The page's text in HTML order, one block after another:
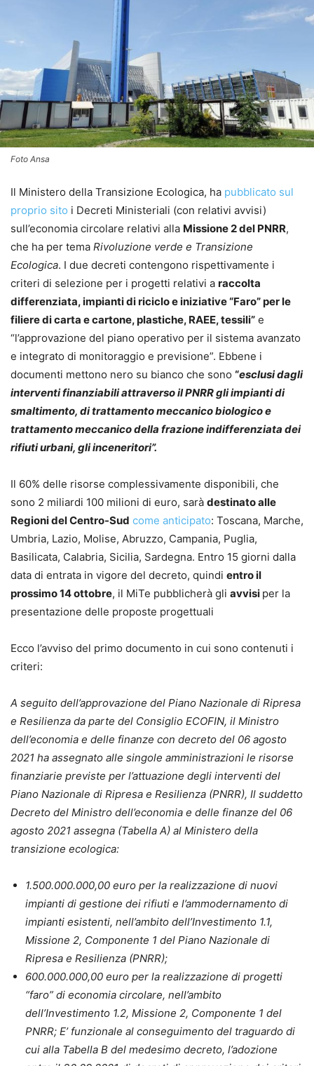
Foto Ansa
Il Ministero della Transizione Ecologica, ha pubblicato sul
proprio sito i Decreti Ministeriali (con relativi avvisi)
sull’economia circolare relativi alla Missione 2 del PNRR,
che ha per tema Rivoluzione verde e Transizione
Ecologica. I due decreti contengono rispettivamente i
criteri di selezione per i progetti relativi a raccolta
differenziata, impianti di riciclo e iniziative “Faro” per le
filiere di carta e cartone, plastiche, RAEE, tessili” e
“l’approvazione del piano operativo per il sistema avanzato
e integrato di monitoraggio e previsione”. Ebbene i
documenti mettono nero su bianco che sono “esclusi dagli
interventi finanziabili attraverso il PNRR gli impianti di
smaltimento, di trattamento meccanico biologico e
trattamento meccanico della frazione indifferenziata dei
rifiuti urbani, gli inceneritori”.
Il 60% delle risorse complessivamente disponibili, che
sono 2 miliardi 100 milioni di euro, sarà destinato alle
Regioni del Centro-Sud come anticipato: Toscana, Marche,
Umbria, Lazio, Molise, Abruzzo, Campania, Puglia,
Basilicata, Calabria, Sicilia, Sardegna. Entro 15 giorni dalla
data di entrata in vigore del decreto, quindi entro il
prossimo 14 ottobre, il MiTe pubblicherà gli avvisi per la
presentazione delle proposte progettuali
Ecco l’avviso del primo documento in cui sono contenuti i
criteri:
A seguito dell’approvazione del Piano Nazionale di Ripresa
e Resilienza da parte del Consiglio ECOFIN, il Ministro
dell’economia e delle finanze con decreto del 06 agosto
2021 ha assegnato alle singole amministrazioni le risorse
finanziarie previste per l’attuazione degli interventi del
Piano Nazionale di Ripresa e Resilienza (PNRR), Il suddetto
Decreto del Ministro dell’economia e delle finanze del 06
agosto 2021 assegna (Tabella A) al Ministero della
transizione ecologica:
1.500.000.000,00 euro per la realizzazione di nuovi
impianti di gestione dei rifiuti e l’ammodernamento di
impianti esistenti, nell’ambito dell’Investimento 1.1,
Missione 2, Componente 1 del Piano Nazionale di
Ripresa e Resilienza (PNRR);
600.000.000,00 euro per la realizzazione di progetti
“faro” di economia circolare, nell’ambito
dell’Investimento 1.2, Missione 2, Componente 1 del
PNRR; E’ funzionale al conseguimento del traguardo di
cui alla Tabella B del medesimo decreto, l’adozione